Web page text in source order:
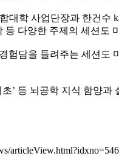
학 사업단장과 한건수
다양한 주제의 세션도
험담을 들려주는 세션도
’ 등 뇌공학 지식 함양